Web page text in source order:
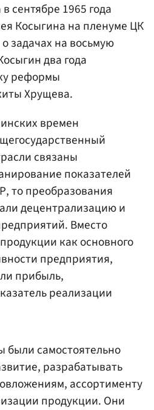
сентябре 1965 года
Косыгина на пленуме ЦК
задачах на восьмую
два года
реформы
Хрущева.
времен
связаны
показателей
то преобразования
децентрализацию и
Вместо
как основного
предприятия,
прибыль,
реализации
самостоятельно
разрабатывать
ассортименту
продукции. Они